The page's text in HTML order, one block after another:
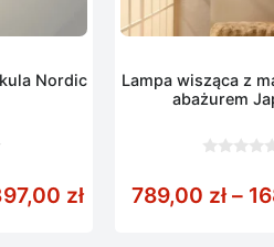
Nordic
złZakres cen: od
Lampa wisząca z
abażurem
5
789,00 zł –